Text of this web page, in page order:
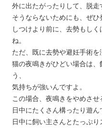
外に出たがったりして、脱走
そうならないためにも、ぜひ
しつけより前に、去勢もし
ね。
ただ、既に去勢や避妊手術を
猫の夜鳴きがひどい場合は
う、
気持ちが強いんですよ。
この場合、夜鳴きをやめさせ
日中にたくさん構ったり遊ん
日中に飼い主さんとたっぷり